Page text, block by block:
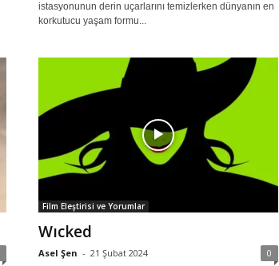
istasyonunun derin uçarlarını temizlerken dünyanın en
korkutucu yaşam formu...
Film Eleştirisi ve Yorumlar
Wıcked
Asel Şen - 21 Şubat 2024 0